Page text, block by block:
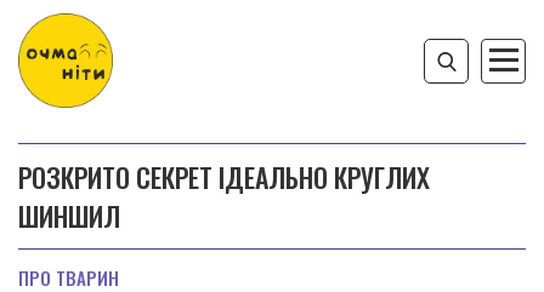
РОЗКРИТО СЕКРЕТ ІДЕАЛЬНО КРУГЛИХ
ШИНШИЛ
ПРО ТВАРИН